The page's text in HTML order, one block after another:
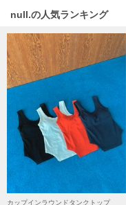
LeSportsac
レスポートサック
LILY BROWN
リリーブラウン
LILY BROWN Lingerie
リリーブラウンランジェリー
LITTLE UNION TOKYO
リトルユニオン トウキョウ
null.の人気ランキング
カップインラウンドタンクトップ